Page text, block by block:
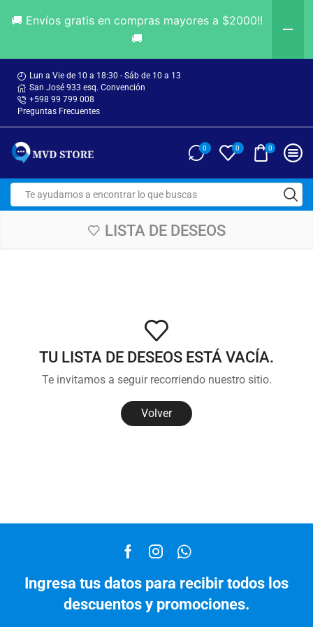
Lun a Vie de 10 a 18:30 - Sáb de 10 a 13
San José 933 esq. Convención
+598 99 799 008
Preguntas Frecuentes
0 0 0
LISTA DE DESEOS
TU LISTA DE DESEOS ESTÁ VACÍA.
Te invitamos a seguir recorriendo nuestro sitio.
Volver
Ingresa tus datos para recibir todos los
descuentos y promociones.
🚚 Envíos gratis en compras mayores a $2000!!
🚚